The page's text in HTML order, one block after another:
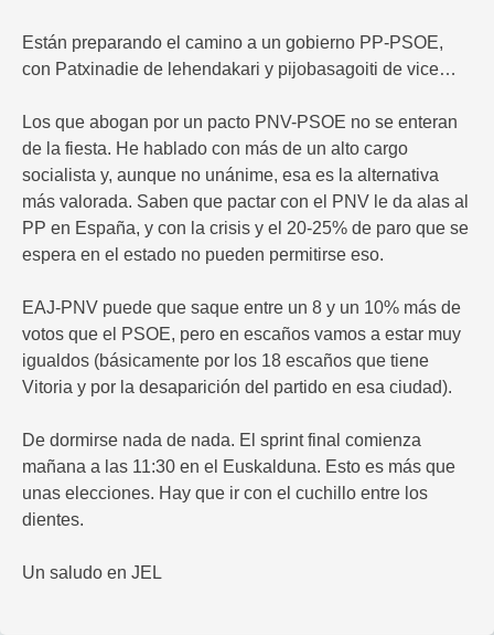
Están preparando el camino a un gobierno PP-PSOE,
con Patxinadie de lehendakari y pijobasagoiti de vice…
Los que abogan por un pacto PNV-PSOE no se enteran
de la fiesta. He hablado con más de un alto cargo
socialista y, aunque no unánime, esa es la alternativa
más valorada. Saben que pactar con el PNV le da alas al
PP en España, y con la crisis y el 20-25% de paro que se
espera en el estado no pueden permitirse eso.
EAJ-PNV puede que saque entre un 8 y un 10% más de
votos que el PSOE, pero en escaños vamos a estar muy
igualdos (básicamente por los 18 escaños que tiene
Vitoria y por la desaparición del partido en esa ciudad).
De dormirse nada de nada. El sprint final comienza
mañana a las 11:30 en el Euskalduna. Esto es más que
unas elecciones. Hay que ir con el cuchillo entre los
dientes.
Un saludo en JEL